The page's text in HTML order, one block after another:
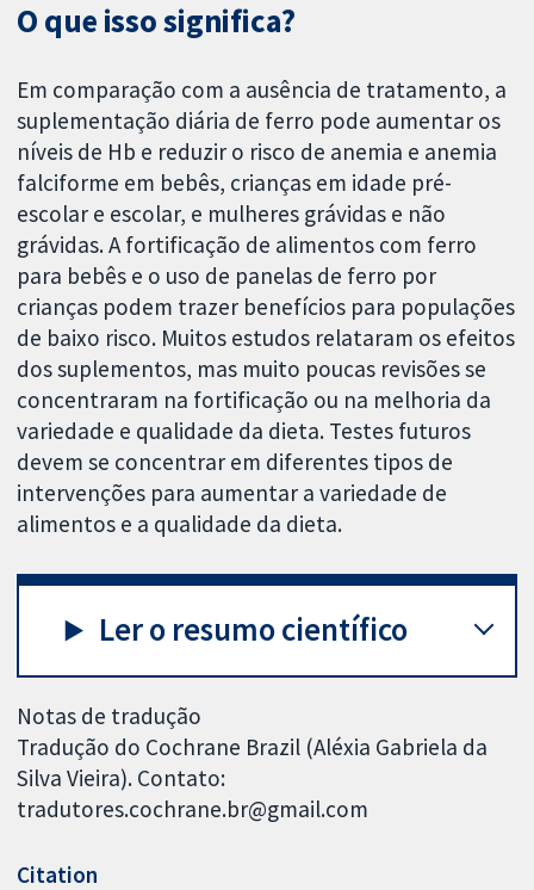
O que isso significa?
Em comparação com a ausência de tratamento, a
suplementação diária de ferro pode aumentar os
níveis de Hb e reduzir o risco de anemia e anemia
falciforme em bebês, crianças em idade pré-
escolar e escolar, e mulheres grávidas e não
grávidas. A fortificação de alimentos com ferro
para bebês e o uso de panelas de ferro por
crianças podem trazer benefícios para populações
de baixo risco. Muitos estudos relataram os efeitos
dos suplementos, mas muito poucas revisões se
concentraram na fortificação ou na melhoria da
variedade e qualidade da dieta. Testes futuros
devem se concentrar em diferentes tipos de
intervenções para aumentar a variedade de
alimentos e a qualidade da dieta.
Ler o resumo científico
Notas de tradução
Tradução do Cochrane Brazil (Aléxia Gabriela da
Silva Vieira). Contato:
tradutores.cochrane.br@gmail.com
Citation